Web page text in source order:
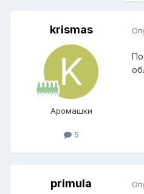
krismas
Аромашки
5
По
primula